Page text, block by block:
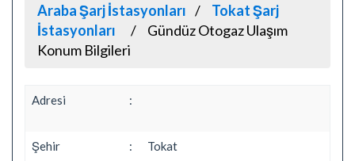
Araba Şarj İstasyonları
Tokat Şarj
İstasyonları
Gündüz Otogaz Ulaşım
Konum Bilgileri
Adresi :
Şehir : Tokat